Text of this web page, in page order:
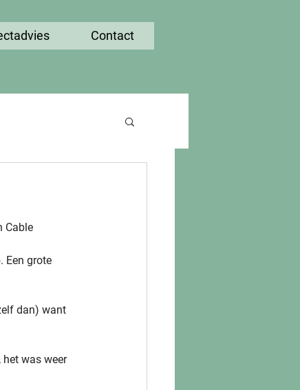
Contact
Cable
Een grote
dan) want
het was weer